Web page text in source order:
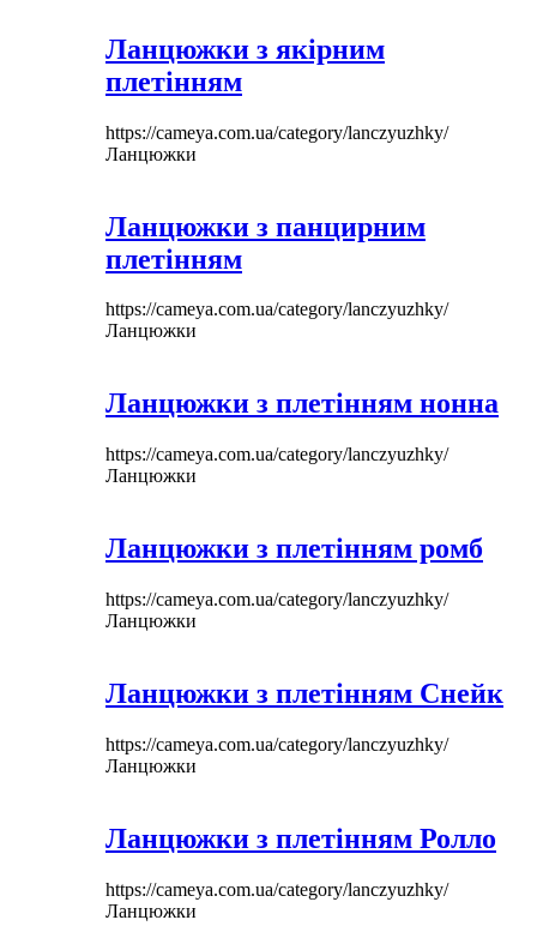
Ланцюжки з якірним
плетінням
https://cameya.com.ua/category/lanczyuzhky/
Ланцюжки
Ланцюжки з панцирним
плетінням
https://cameya.com.ua/category/lanczyuzhky/
Ланцюжки
Ланцюжки з плетінням нонна
https://cameya.com.ua/category/lanczyuzhky/
Ланцюжки
Ланцюжки з плетінням ромб
https://cameya.com.ua/category/lanczyuzhky/
Ланцюжки
Ланцюжки з плетінням Снейк
https://cameya.com.ua/category/lanczyuzhky/
Ланцюжки
Ланцюжки з плетінням Ролло
https://cameya.com.ua/category/lanczyuzhky/
Ланцюжки